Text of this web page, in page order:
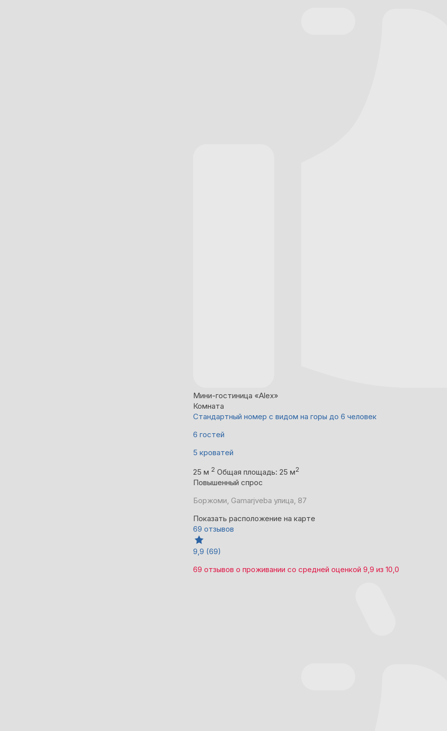
Мини-гостиница «Alex»
Комната
Стандартный номер с видом на горы до 6 человек
6 гостей
5 кроватей
25 м 2 Общая площадь: 25 м2
Повышенный спрос
Боржоми, Gamarjveba улица, 87
Показать расположение на карте
69 отзывов
9,9 (69)
69 отзывов о проживании со средней оценкой 9,9 из 10,0